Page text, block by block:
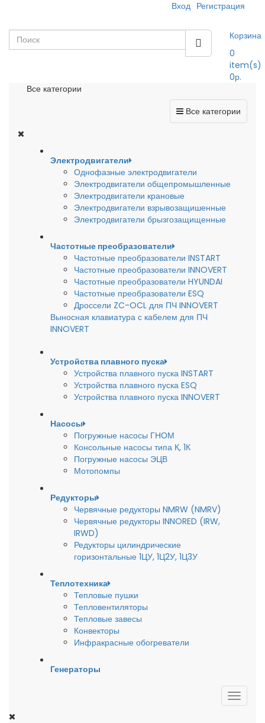
Вход Регистрация
Корзина
0
item(s)
0р.
Все категории
Все категории
Электродвигатели
Однофазные электродвигатели
Электродвигатели общепромышленные
Электродвигатели крановые
Электродвигатели взрывозащишенные
Электродвигатели брызгозащищенные
Частотные преобразователи
Частотные преобразователи INSTART
Частотные преобразователи INNOVERT
Частотные преобразователи HYUNDAI
Частотные преобразователи ESQ
Дроссели ZC-OCL для ПЧ INNOVERT
Выносная клавиатура с кабелем для ПЧ
INNOVERT
Устройства плавного пуска
Устройства плавного пуска INSTART
Устройства плавного пуска ESQ
Устройства плавного пуска INNOVERT
Насосы
Погружные насосы ГНОМ
Консольные насосы типа К, 1К
Погружные насосы ЭЦВ
Мотопомпы
Редукторы
Червячные редукторы NMRW (NMRV)
Червячные редукторы INNORED (IRW,
IRWD)
Редукторы цилиндрические
горизонтальные 1ЦУ, 1Ц2У, 1Ц3У
Теплотехника
Тепловые пушки
Тепловентиляторы
Тепловые завесы
Конвекторы
Инфракрасные обогреватели
Генераторы